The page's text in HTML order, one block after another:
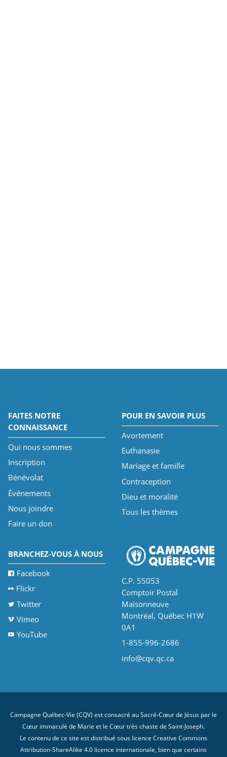
FAITES NOTRE
CONNAISSANCE
Qui nous sommes
Inscription
Bénévolat
Événements
Nous joindre
Faire un don
POUR EN SAVOIR PLUS
Avortement
Euthanasie
Mariage et famille
Contraception
Dieu et moralité
Tous les thèmes
BRANCHEZ-VOUS À NOUS
Facebook
Flickr
Twitter
Vimeo
YouTube
C.P. 55053
Comptoir Postal
Maisonneuve
Montréal, Québec H1W
0A1
1-855-996-2686
info@cqv.qc.ca
Campagne Québec-Vie (CQV) est consacré au Sacré-Cœur de Jésus par le
Cœur immaculé de Marie et le Cœur très chaste de Saint-Joseph.
Le contenu de ce site est distribué sous licence Creative Commons
Attribution-ShareAlike 4.0 licence internationale , bien que certains